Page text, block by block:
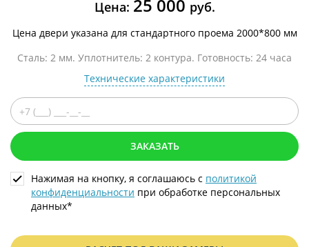
Цена: 25 000 руб.
Цена двери указана для стандартного проема 2000*800 мм
Сталь: 2 мм. Уплотнитель: 2 контура. Готовность: 24 часа
Технические характеристики
ЗАКАЗАТЬ
Нажимая на кнопку, я соглашаюсь с политикой
конфиденциальности при обработке персональных
данных*